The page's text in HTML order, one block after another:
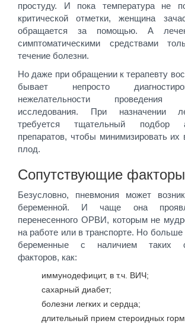
простуду. И пока температура не
критической отметки, женщина
обращается за помощью. А
симптоматическими средствами
течение болезни.
Но даже при обращении к терапевту
бывает непросто
нежелательности проведения
исследования. При назначении
требуется тщательный подбор
препаратов, чтобы минимизировать их
плод.
Сопутствующие факторы
Безусловно, пневмония может
беременной. И чаще она
перенесенного ОРВИ, которым не
на работе или в транспорте. Но
беременные с наличием таких
факторов, как:
иммунодефицит, в т.ч. ВИЧ;
сахарный диабет;
болезни легких и сердца;
длительный прием стероидных